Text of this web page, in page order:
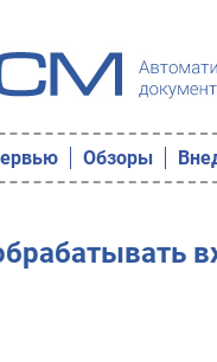
Обзоры